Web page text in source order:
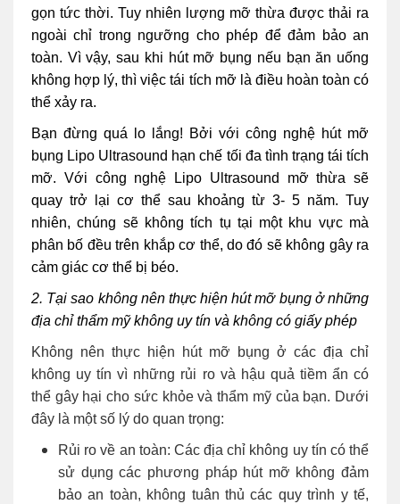
gọn tức thời. Tuy nhiên lượng mỡ thừa được thải ra
ngoài chỉ trong ngưỡng cho phép để đảm bảo an
toàn. Vì vậy, sau khi hút mỡ bụng nếu bạn ăn uống
không hợp lý, thì việc tái tích mỡ là điều hoàn toàn có
thể xảy ra.
Bạn đừng quá lo lắng! Bởi với công nghệ hút mỡ
bụng Lipo Ultrasound hạn chế tối đa tình trạng tái tích
mỡ. Với công nghệ Lipo Ultrasound mỡ thừa sẽ
quay trở lại cơ thể sau khoảng từ 3- 5 năm. Tuy
nhiên, chúng sẽ không tích tụ tại một khu vực mà
phân bố đều trên khắp cơ thể, do đó sẽ không gây ra
cảm giác cơ thể bị béo.
2. Tại sao không nên thực hiện hút mỡ bụng ở những
địa chỉ thẩm mỹ không uy tín và không có giấy phép
Không nên thực hiện hút mỡ bụng ở các địa chỉ
không uy tín vì những rủi ro và hậu quả tiềm ẩn có
thể gây hại cho sức khỏe và thẩm mỹ của bạn. Dưới
đây là một số lý do quan trọng:
Rủi ro về an toàn: Các địa chỉ không uy tín có thể
sử dụng các phương pháp hút mỡ không đảm
bảo an toàn, không tuân thủ các quy trình y tế,